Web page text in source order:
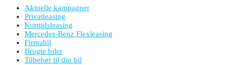
Aktuelle kampagner
Privatleasing
Korttidsleasing
Mercedes-Benz Flexleasing
Firmabil
Brugte biler
Tilbehør til din bil